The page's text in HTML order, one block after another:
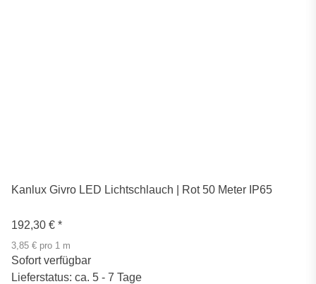
Kanlux Givro LED Lichtschlauch | Rot 50 Meter IP65
192,30 € *
3,85 € pro 1 m
Sofort verfügbar
Lieferstatus: ca. 5 - 7 Tage